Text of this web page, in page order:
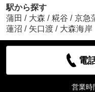
駅から探す
蒲田 / 大森 / 糀谷 / 京急
蓮沼 / 矢口渡 / 大森海岸
電
営業時